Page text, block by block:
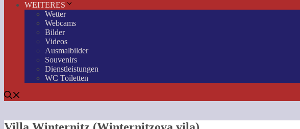
WEITERES
Wetter
Webcams
Bilder
Videos
Ausmalbilder
Souvenirs
Dienstleistungen
WC Toiletten